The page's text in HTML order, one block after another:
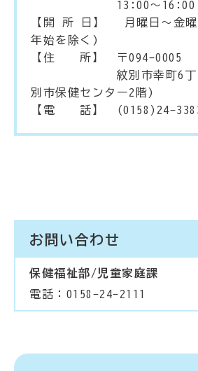
13:00～16:00
【開 所 日】 月曜日～金曜
年始を除く)
【住 所】 〒094-0005
紋別市幸町6丁目
別市保健センター2階)
【電 話】 (0158)24-
お問い合わせ
保健福祉部/児童家庭課
電話：0158-24-2111